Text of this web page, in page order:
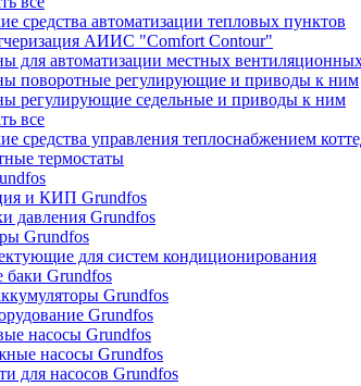
средства автоматизации тепловых пунктов
АИИС "Comfort Contour"
для автоматизации местных
поворотные регулирующие и приводы к ним
регулирующие седельные и приводы к ним
все
средства управления теплоснабжением
термостаты
и КИП Grundfos
давления Grundfos
Grundfos
для систем кондиционирования
Grundfos
Grundfos
Grundfos
насосы Grundfos
насосы Grundfos
для насосов Grundfos